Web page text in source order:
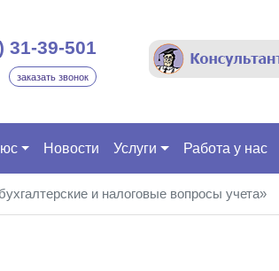
31-39-501
заказать звонок
Новости Услуги Работа у нас
и налоговые вопросы учета»